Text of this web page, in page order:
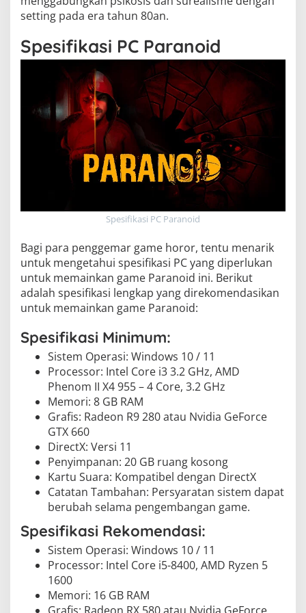
setting pada era tahun 80an.
Spesifikasi PC Paranoid
Spesifikasi PC Paranoid
Bagi para penggemar game horor, tentu menarik
untuk mengetahui spesifikasi PC yang diperlukan
untuk memainkan game Paranoid ini. Berikut
adalah spesifikasi lengkap yang direkomendasikan
untuk memainkan game Paranoid:
Spesifikasi Minimum:
Sistem Operasi: Windows 10 / 11
Processor: Intel Core i3 3.2 GHz, AMD
Phenom II X4 955 – 4 Core, 3.2 GHz
Memori: 8 GB RAM
Grafis: Radeon R9 280 atau Nvidia GeForce
GTX 660
DirectX: Versi 11
Penyimpanan: 20 GB ruang kosong
Kartu Suara: Kompatibel dengan DirectX
Catatan Tambahan: Persyaratan sistem dapat
berubah selama pengembangan game.
Spesifikasi Rekomendasi:
Sistem Operasi: Windows 10 / 11
Processor: Intel Core i5-8400, AMD Ryzen 5
1600
Memori: 16 GB RAM